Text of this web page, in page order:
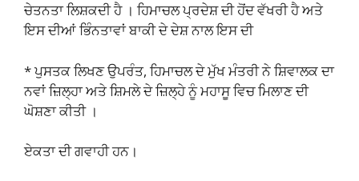
ਚੇਤਨਤਾ ਲਿਸ਼ਕਦੀ ਹੈ । ਹਿਮਾਚਲ ਪ੍ਰਦੇਸ਼ ਦੀ ਹੋਂਦ ਵੱਖਰੀ ਹੈ ਅਤੇ
ਇਸ ਦੀਆਂ ਭਿੰਨਤਾਵਾਂ ਬਾਕੀ ਦੇ ਦੇਸ਼ ਨਾਲ ਇਸ ਦੀ
* ਪੁਸਤਕ ਲਿਖਣ ਉਪਰੰਤ, ਹਿਮਾਚਲ ਦੇ ਮੁੱਖ ਮੰਤਰੀ ਨੇ ਸ਼ਿਵਾਲਕ ਦਾ
ਨਵਾਂ ਜ਼ਿਲ੍ਹਾ ਅਤੇ ਸ਼ਿਮਲੇ ਦੇ ਜ਼ਿਲ੍ਹੇ ਨੂੰ ਮਹਾਸੂ ਵਿਚ ਮਿਲਾਣ ਦੀ
ਘੋਸ਼ਣਾ ਕੀਤੀ ।
ਏਕਤਾ ਦੀ ਗਵਾਹੀ ਹਨ।